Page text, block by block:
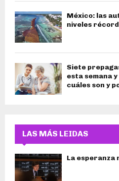
México: las
niveles
Siete
esta semana
cuáles son y
LAS MÁS LEIDAS
La esperanza